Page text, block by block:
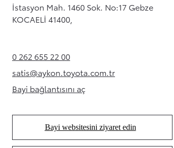
İstasyon Mah. 1460 Sok. No:17 Gebze
KOCAELİ 41400,
0 262 655 22 00(Opens in new tab)
satis@aykon.toyota.com.tr
(Opens in new tab)
Bayi bağlantısını aç
(Opens in new tab)
Bayi websitesini ziyaret edin
(Opens in new tab)